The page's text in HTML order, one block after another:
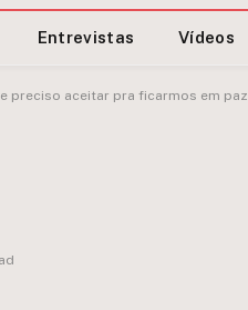
Entrevistas Vídeos
preciso aceitar pra ficarmos em paz